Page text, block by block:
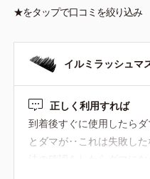
★をタップで口コミを絞り込み
イルミラッシュマ
正しく利用すれば
到着後すぐに使用したら
とダマが‥これは失敗し